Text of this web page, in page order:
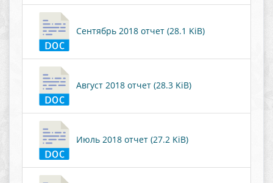
Сентябрь 2018 отчет (28.1 KiB)
Август 2018 отчет (28.3 KiB)
Июль 2018 отчет (27.2 KiB)